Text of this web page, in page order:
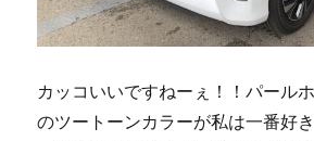
カッコいいですねーぇ！！パール
のツートーンカラーが私は一番好